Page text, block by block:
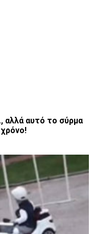
αλλά αυτό το σύρμα